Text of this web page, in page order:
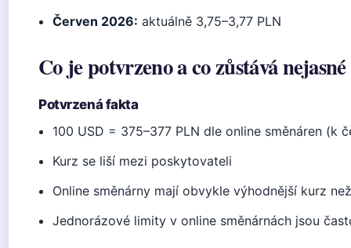
Červen 2026: aktuálně 3,75–3,77 PLN
Co je potvrzeno a co zůstává nejasné
Potvrzená fakta
100 USD = 375–377 PLN dle online směnáren (k
Kurz se liší mezi poskytovateli
Online směnárny mají obvykle výhodnější kurz
Jednorázové limity v online směnárnách jsou